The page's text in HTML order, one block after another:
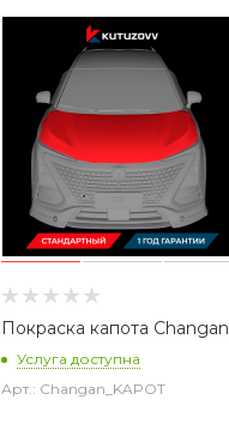
Покраска капота Changan
Услуга доступна
Арт.: Changan_KAPOT